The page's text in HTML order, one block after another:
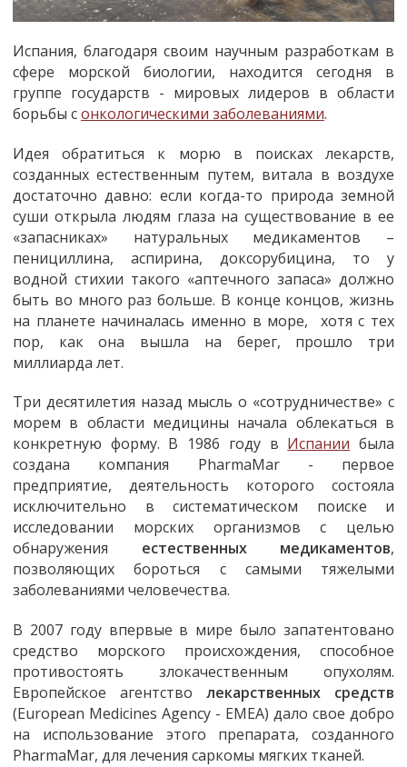
Испания, благодаря своим научным разработкам в
сфере морской биологии, находится сегодня в
группе государств - мировых лидеров в области
борьбы сонкологическими заболеваниями.
Идея обратиться к морю в поисках лекарств,
созданных естественным путем, витала в воздухе
достаточно давно: если когда-то природа земной
суши открыла людям глаза на существование в ее
«запасниках» натуральных медикаментов –
пенициллина, аспирина, доксорубицина, то у
водной стихии такого «аптечного запаса» должно
быть во много раз больше. В конце концов, жизнь
на планете начиналась именно в море, хотя с тех
пор, как она вышла на берег, прошло три
миллиарда лет.
Три десятилетия назад мысль о «сотрудничестве» с
морем в области медицины начала облекаться в
конкретную форму. В 1986 году в Испании была
создана компания PharmaMar - первое
предприятие, деятельность которого состояла
исключительно в систематическом поиске и
исследовании морских организмов с целью
обнаружения естественных медикаментов,
позволяющих бороться с самыми тяжелыми
заболеваниями человечества.
В 2007 году впервые в мире было запатентовано
средство морского происхождения, способное
противостоять злокачественным опухолям.
Европейское агентство лекарственных средств
(European Medicines Agency - EMEA) дало свое добро
на использование этого препарата, созданного
PharmaMar, для лечения саркомы мягких тканей.